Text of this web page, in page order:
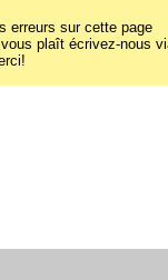
erreurs sur cette page
plaît écrivez-nous